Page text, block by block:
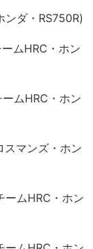
ンダ・RS750R)
ムHRC・ホン
ムHRC・ホン
マンズ・ホン
ームHRC・ホン